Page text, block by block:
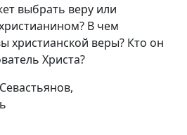
Михаил Севастьянов,
священнослужитель
священнослужитель
выбрать веру или
В чем
христианской веры? Кто он
Христа?